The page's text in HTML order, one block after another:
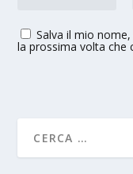
Salva il mio
la prossima volta che